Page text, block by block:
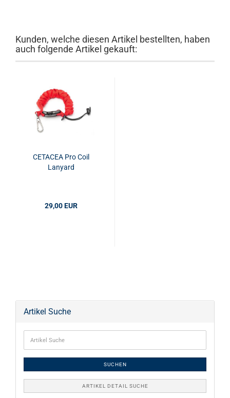
Kunden, welche diesen Artikel bestellten, haben
auch folgende Artikel gekauft:
CETACEA Pro Coil
Lanyard
29,00 EUR
Artikel Suche
SUCHEN
ARTIKEL DETAIL SUCHE